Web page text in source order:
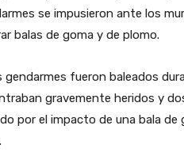
se impusieron ante los
balas de goma y de plomo.
fueron baleados
gravemente heridos y
por el impacto de una bala de